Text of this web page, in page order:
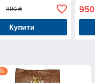
899 ₴
Купити
950